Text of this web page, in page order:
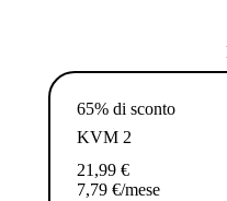
65% di sconto
KVM 2
21,99 €
7,79 €/mese